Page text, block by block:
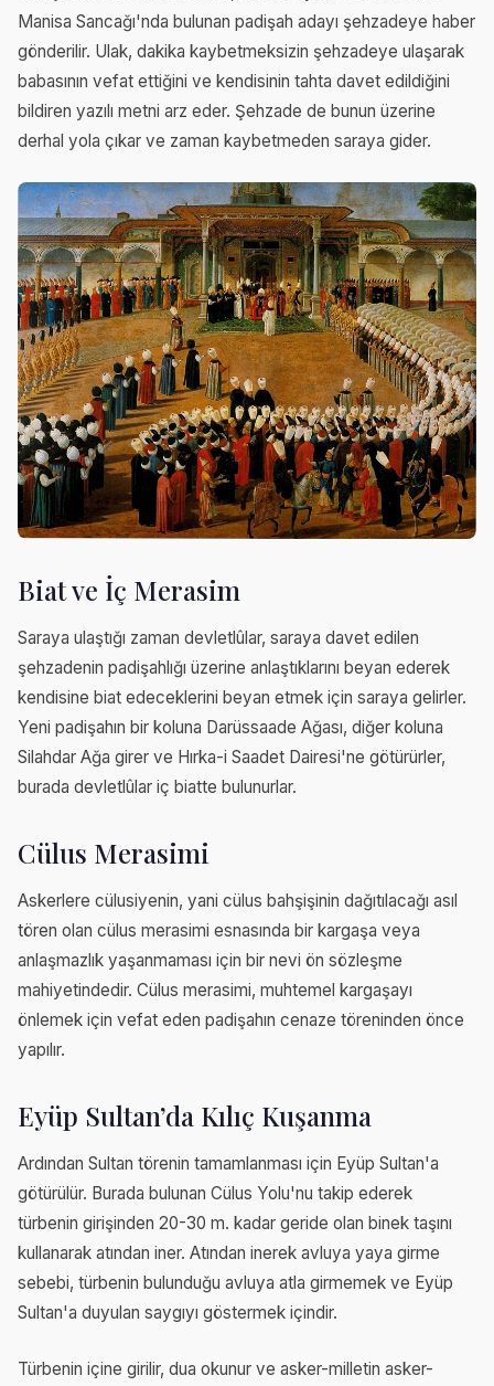
Manisa Sancağı'nda bulunan padişah adayı şehzadeye haber
gönderilir. Ulak, dakika kaybetmeksizin şehzadeye ulaşarak
babasının vefat ettiğini ve kendisinin tahta davet edildiğini
bildiren yazılı metni arz eder. Şehzade de bunun üzerine
derhal yola çıkar ve zaman kaybetmeden saraya gider.
Biat ve İç Merasim
Saraya ulaştığı zaman devletlûlar, saraya davet edilen
şehzadenin padişahlığı üzerine anlaştıklarını beyan ederek
kendisine biat edeceklerini beyan etmek için saraya gelirler.
Yeni padişahın bir koluna Darüssaade Ağası, diğer koluna
Silahdar Ağa girer ve Hırka-i Saadet Dairesi'ne götürürler,
burada devletlûlar iç biatte bulunurlar.
Cülus Merasimi
Askerlere cülusiyenin, yani cülus bahşişinin dağıtılacağı asıl
tören olan cülus merasimi esnasında bir kargaşa veya
anlaşmazlık yaşanmaması için bir nevi ön sözleşme
mahiyetindedir. Cülus merasimi, muhtemel kargaşayı
önlemek için vefat eden padişahın cenaze töreninden önce
yapılır.
Eyüp Sultan’da Kılıç Kuşanma
Ardından Sultan törenin tamamlanması için Eyüp Sultan'a
götürülür. Burada bulunan Cülus Yolu'nu takip ederek
türbenin girişinden 20-30 m. kadar geride olan binek taşını
kullanarak atından iner. Atından inerek avluya yaya girme
sebebi, türbenin bulunduğu avluya atla girmemek ve Eyüp
Sultan'a duyulan saygıyı göstermek içindir.
Türbenin içine girilir, dua okunur ve asker-milletin asker-